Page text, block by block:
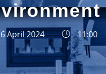
April 2024 11:00